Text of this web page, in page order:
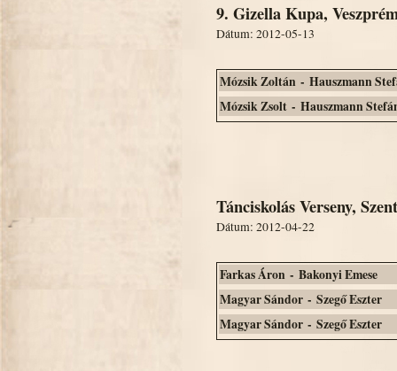
9. Gizella Kupa,
Dátum: 2012-05-13
Mózsik Zoltán - Hauszmann
Mózsik Zsolt - Hauszmann
Tánciskolás Verseny,
Dátum: 2012-04-22
Farkas Áron - Bakonyi Emese
Magyar Sándor - Szegő Eszter
Magyar Sándor - Szegő Eszter